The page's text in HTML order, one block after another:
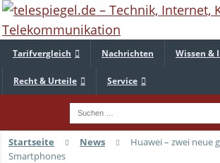
Tarifvergleich Nachrichten Wissen &
Recht & Urteile Service
Startseite News
Huawei – zwei neue
Smartphones